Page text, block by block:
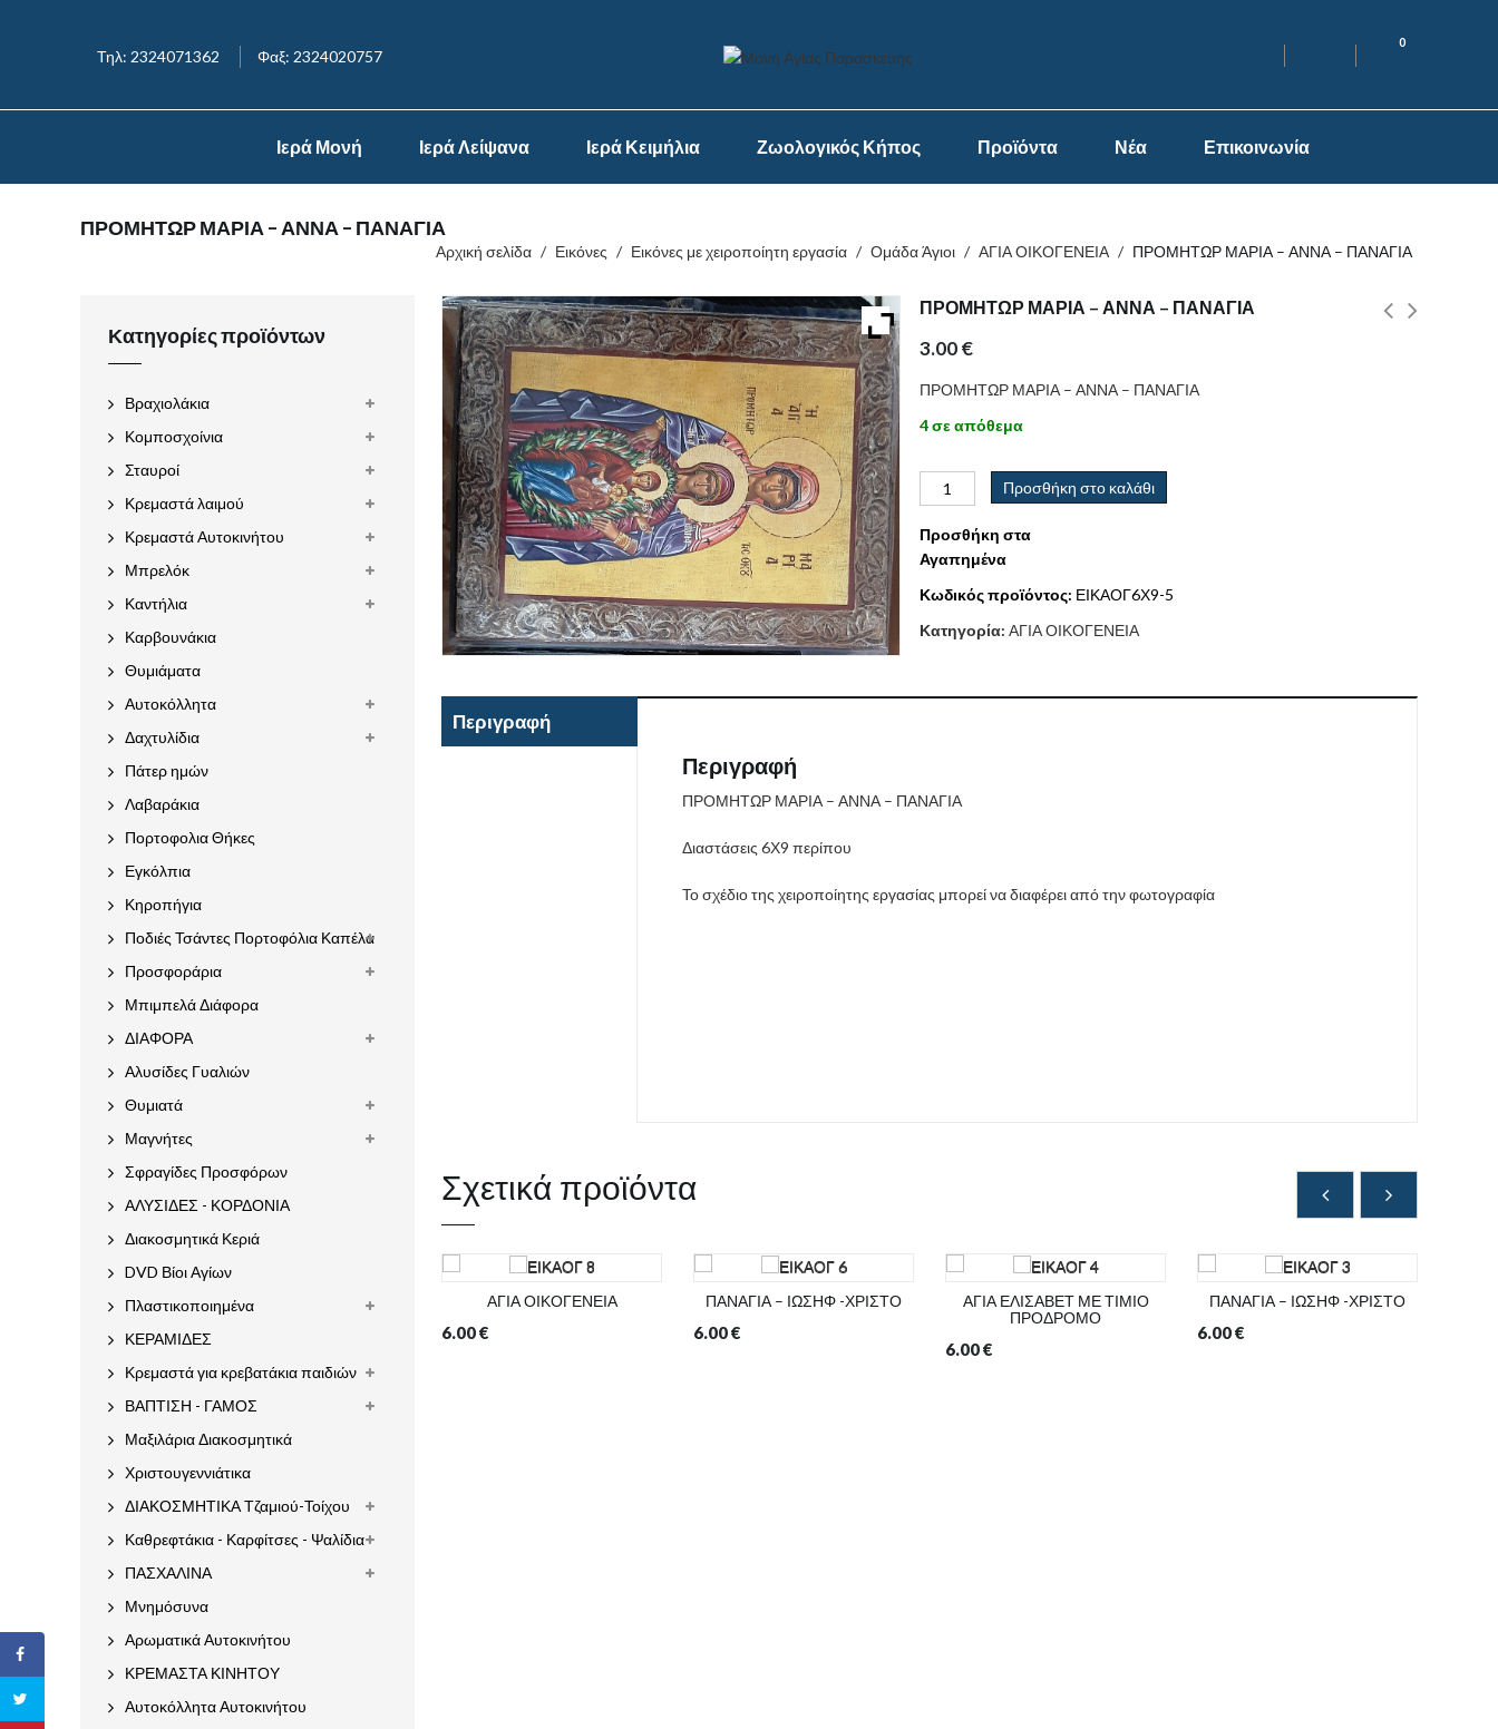
Τηλ: 2324071362 Φαξ: 2324020757
0
Ιερά Μονή Ιερά Λείψανα Ιερά Κειμήλια Ζωολογικός Κήπος Προϊόντα Νέα Επικοινωνία
ΠΡΟΜΗΤΩΡ ΜΑΡΙΑ – ΑΝΝΑ – ΠΑΝΑΓΙΑ
Αρχική σελίδα / Εικόνες / Εικόνες με χειροποίητη εργασία / Ομάδα Άγιοι / ΑΓΙΑ ΟΙΚΟΓΕΝΕΙΑ / ΠΡΟΜΗΤΩΡ ΜΑΡΙΑ – ΑΝΝΑ – ΠΑΝΑΓΙΑ
ΠΡΟΜΗΤΩΡ ΜΑΡΙΑ – ΑΝΝΑ – ΠΑΝΑΓΙΑ
3.00€
ΠΡΟΜΗΤΩΡ ΜΑΡΙΑ – ΑΝΝΑ – ΠΑΝΑΓΙΑ
4 σε απόθεμα
Προσθήκη στο καλάθι
Προσθήκη στα
Αγαπημένα
Κωδικός προϊόντος: ΕΙΚΑΟΓ6Χ9-5
Κατηγορία:ΑΓΙΑ ΟΙΚΟΓΕΝΕΙΑ
Περιγραφή
Περιγραφή
ΠΡΟΜΗΤΩΡ ΜΑΡΙΑ – ΑΝΝΑ – ΠΑΝΑΓΙΑ
Διαστάσεις 6Χ9 περίπου
Το σχέδιο της χειροποίητης εργασίας μπορεί να διαφέρει από την φωτογραφία
Σχετικά προϊόντα
ΑΓΙΑ ΟΙΚΟΓΕΝΕΙΑ
6.00€
ΠΑΝΑΓΙΑ – ΙΩΣΗΦ -ΧΡΙΣΤΟ
6.00€
ΑΓΙΑ ΕΛΙΣΑΒΕΤ ΜΕ ΤΙΜΙΟ
ΠΡΟΔΡΟΜΟ
6.00€
ΠΑΝΑΓΙΑ – ΙΩΣΗΦ -ΧΡΙΣΤΟ
6.00€
Κατηγορίες προϊόντων
Βραχιολάκια
Κομποσχοίνια
Σταυροί
Κρεμαστά λαιμού
Κρεμαστά Αυτοκινήτου
Μπρελόκ
Καντήλια
Καρβουνάκια
Θυμιάματα
Αυτοκόλλητα
Δαχτυλίδια
Πάτερ ημών
Λαβαράκια
Πορτοφολια Θήκες
Εγκόλπια
Κηροπήγια
Ποδιές Τσάντες Πορτοφόλια Καπέλα
Προσφοράρια
Μπιμπελά Διάφορα
ΔΙΑΦΟΡΑ
Αλυσίδες Γυαλιών
Θυμιατά
Μαγνήτες
Σφραγίδες Προσφόρων
ΑΛΥΣΙΔΕΣ - ΚΟΡΔΟΝΙΑ
Διακοσμητικά Κεριά
DVD Βίοι Αγίων
Πλαστικοποιημένα
ΚΕΡΑΜΙΔΕΣ
Κρεμαστά για κρεβατάκια παιδιών
ΒΑΠΤΙΣΗ - ΓΑΜΟΣ
Μαξιλάρια Διακοσμητικά
Χριστουγεννιάτικα
ΔΙΑΚΟΣΜΗΤΙΚΑ Τζαμιού-Τοίχου
Καθρεφτάκια - Καρφίτσες - Ψαλίδια
ΠΑΣΧΑΛΙΝΑ
Μνημόσυνα
Αρωματικά Αυτοκινήτου
ΚΡΕΜΑΣΤΑ ΚΙΝΗΤΟΥ
Αυτοκόλλητα Αυτοκινήτου